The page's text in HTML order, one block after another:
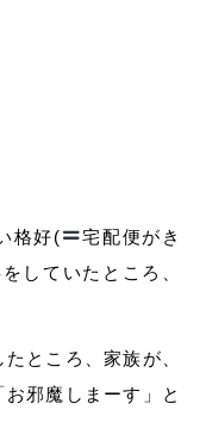
格好(
宅配便がき
していたところ、
ところ、家族が、
邪魔しまーす」と